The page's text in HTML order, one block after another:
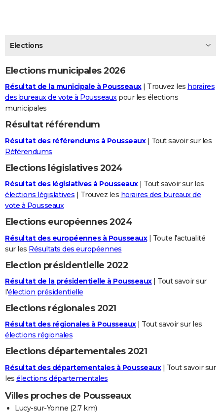
CARTE DE VOEUX
Carte de Noël
Carte Bonne année
Carte Saint-Valentin
Carte Pâques
Carte d'anniversaire
DICTIONNAIRE
Dictionnaire
Biographies
Citations
Expressions
Proverbes
PROGRAMME TV
S'inscrire
Se connecter
Lycées
Collèges
Primaires
Universités
Entreprises
Service militaire
Avis de recherche
AVIS DE DÉCÈS
FORUM
Bricolage
Lifestyle
Culture
Sport
Auto
Television
Voyage
Cinema
Elections
Elections municipales 2026
Résultat de la municipale à Pousseaux| Trouvez les horaires
des bureaux de vote à Pousseauxpour les élections
municipales
Résultat référendum
Résultat des référendums à Pousseaux| Tout savoir sur les
Référendums
Elections législatives 2024
Résultat des législatives à Pousseaux| Tout savoir sur les
élections législatives | Trouvez les horaires des bureaux de
vote à Pousseaux
Elections européennes 2024
Résultat des européennes à Pousseaux| Toute l'actualité
sur les Résultats des européennes
Election présidentielle 2022
Résultat de la présidentielle à Pousseaux| Tout savoir sur
l'élection présidentielle
Elections régionales 2021
Résultat des régionales à Pousseaux| Tout savoir sur les
élections régionales
Elections départementales 2021
Résultat des départementales à Pousseaux| Tout savoir sur
les élections départementales
Villes proches de Pousseaux
Lucy-sur-Yonne (2.7 km)